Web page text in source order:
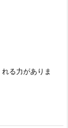
る力がありま